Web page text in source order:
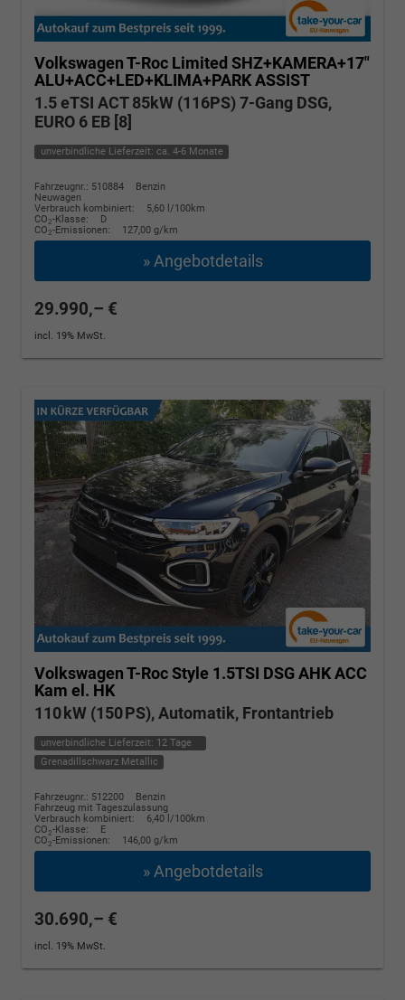
Volkswagen T-Roc Limited SHZ+KAMERA+17"
ALU+ACC+LED+KLIMA+PARK ASSIST
1.5 eTSI ACT 85kW (116PS) 7-Gang DSG,
EURO 6 EB [8]
unverbindliche Lieferzeit: ca. 4-6 Monate
Fahrzeugnr.: 510884
Benzin
Neuwagen
Verbrauch kombiniert:
5,60 l/100km
CO2-Klasse:
D
CO2-Emissionen: 127,00 g/km
» Angebotdetails
29.990,– €
incl. 19% MwSt.
Volkswagen T-RocStyle 1.5TSI DSG AHK ACC
Kam el. HK
110 kW (150 PS), Automatik, Frontantrieb
unverbindliche Lieferzeit: 12 Tage
Grenadillschwarz Metallic
Fahrzeugnr.: 512200
Benzin
Fahrzeug mit Tageszulassung
Verbrauch kombiniert:
6,40 l/100km
CO2-Klasse:
E
CO2-Emissionen: 146,00 g/km
» Angebotdetails
30.690,– €
incl. 19% MwSt.